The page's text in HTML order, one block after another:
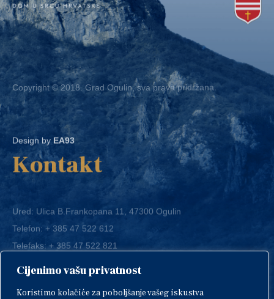
Cijenimo vašu privatnost
Koristimo kolačiće za poboljšanje vašeg iskustva
Copyright © 2018. Grad Ogulin, sva prava pridržana.
Design by EA93
Kontakt
Ured: Ulica B.Frankopana 11, 47300 Ogulin
Telefon:+ 385 47 522 612
Telefaks:+ 385 47 522 821
E-mail:grad-ogulin@ogulin.hr